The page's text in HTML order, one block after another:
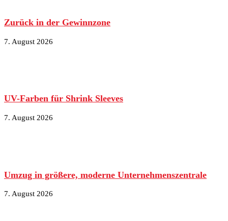
Zurück in der Gewinnzone
7. August 2026
UV-Farben für Shrink Sleeves
7. August 2026
Umzug in größere, moderne Unternehmenszentrale
7. August 2026